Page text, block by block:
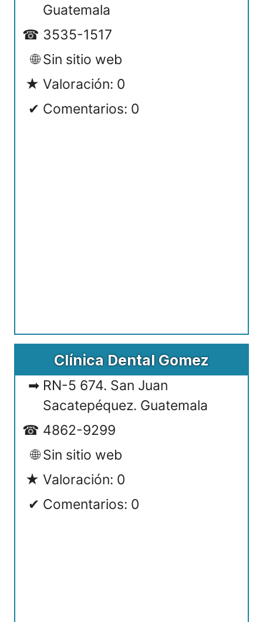
Guatemala
3535-1517
Sin sitio web
Valoración: 0
Comentarios: 0
Clínica Dental Gomez
RN-5 674. San Juan
Sacatepéquez. Guatemala
4862-9299
Sin sitio web
Valoración: 0
Comentarios: 0